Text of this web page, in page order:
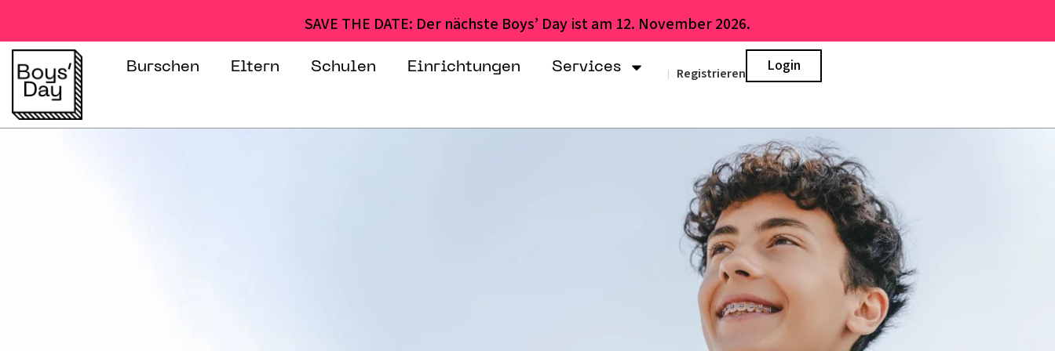
SAVE THE DATE: Der nächste Boys’ Day ist am 12. November 2026.
Burschen Eltern Schulen Einrichtungen Services | Registrieren Login